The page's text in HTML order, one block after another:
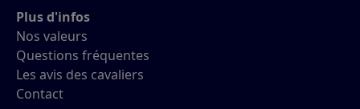
Plus d'infos
Nos valeurs
Questions fréquentes
Les avis des cavaliers
Contact